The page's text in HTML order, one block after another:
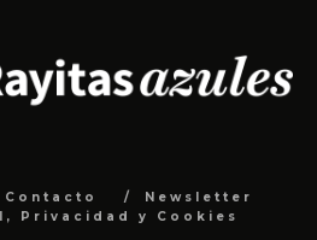
Contacto
Newsletter
Privacidad y Cookies